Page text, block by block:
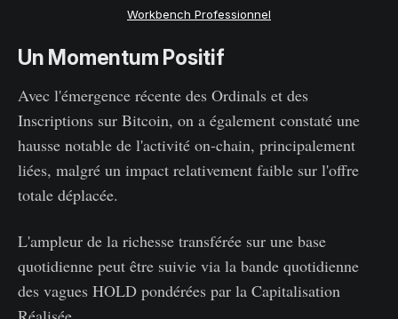
Workbench Professionnel
Un Momentum Positif
Avec l'émergence récente des Ordinals et des
Inscriptions sur Bitcoin, on a également constaté une
hausse notable de l'activité on-chain, principalement
liées, malgré un impact relativement faible sur l'offre
totale déplacée.
L'ampleur de la richesse transférée sur une base
quotidienne peut être suivie via la bande quotidienne
des vagues HOLD pondérées par la Capitalisation